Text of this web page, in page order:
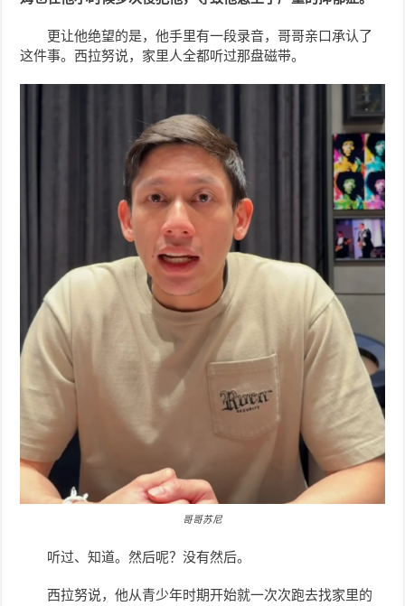
更让他绝望的是，他手里有一段录音，哥哥亲口承认了
这件事。西拉努说，家里人全都听过那盘磁带。
哥哥苏尼
听过、知道。然后呢？没有然后。
西拉努说，他从青少年时期开始就一次次跑去找家里的